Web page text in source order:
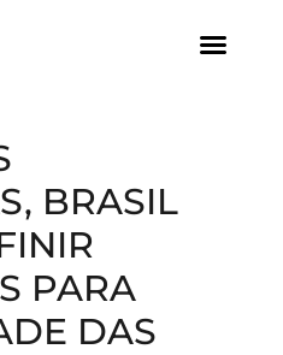
BRASIL
PARA
DAS